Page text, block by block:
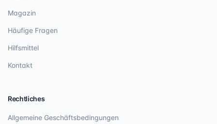
Magazin
Häufige Fragen
Hilfsmittel
Kontakt
Rechtliches
Allgemeine Geschäftsbedingungen